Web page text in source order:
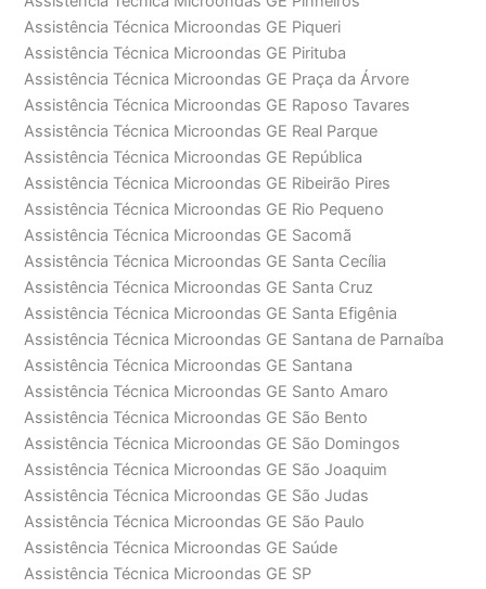
Assistência Técnica Microondas GE Piqueri
Assistência Técnica Microondas GE Pirituba
Assistência Técnica Microondas GE Praça da Árvore
Assistência Técnica Microondas GE Raposo Tavares
Assistência Técnica Microondas GE Real Parque
Assistência Técnica Microondas GE República
Assistência Técnica Microondas GE Ribeirão Pires
Assistência Técnica Microondas GE Rio Pequeno
Assistência Técnica Microondas GE Sacomã
Assistência Técnica Microondas GE Santa Cecília
Assistência Técnica Microondas GE Santa Cruz
Assistência Técnica Microondas GE Santa Efigênia
Assistência Técnica Microondas GE Santana de Parnaíba
Assistência Técnica Microondas GE Santana
Assistência Técnica Microondas GE Santo Amaro
Assistência Técnica Microondas GE São Bento
Assistência Técnica Microondas GE São Domingos
Assistência Técnica Microondas GE São Joaquim
Assistência Técnica Microondas GE São Judas
Assistência Técnica Microondas GE São Paulo
Assistência Técnica Microondas GE Saúde
Assistência Técnica Microondas GE SP